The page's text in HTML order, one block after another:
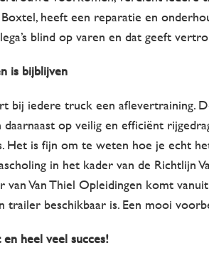
heeft een reparatie en
blind op varen en dat geeft
is bijblijven
bij iedere truck een aflevertraining.
op veilig en efficiënt
Het is fijn om te weten hoe je echt
in het kader van de Richtlijn
Van Thiel Opleidingen komt
trailer beschikbaar is. Een mooi
heel veel succes!